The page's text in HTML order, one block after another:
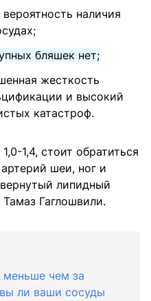
наличия
бляшек нет;
жесткость
и высокий
катастроф.
1,4, стоит обратиться
шеи, ног и
липидный
Гаглошвили.
меньше чем за
ли ваши сосуды